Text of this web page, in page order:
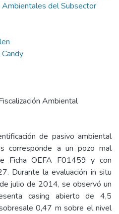
del Subsector
Ambiental
de pasivo ambiental
corresponde a un pozo mal
Ficha OEFA F01459 y con
Durante la evaluación in situ
julio de 2014, se observó un
casing abierto de 4,5
0,47 m sobre el nivel